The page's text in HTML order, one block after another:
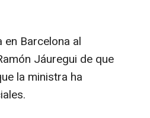
Barcelona al
Jáuregui de que
la ministra ha